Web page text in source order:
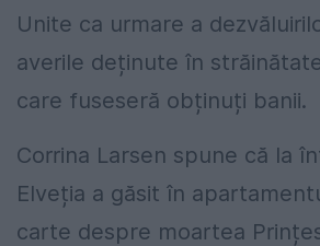
Unite ca urmare a
averile deținute în
care fuseseră obținuți banii.
Corrina Larsen spune că la
Elveția a găsit în
carte despre moartea